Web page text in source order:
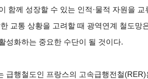
함께 성장할 수 있는 인적·물적 자원을 교
교통 상황을 고려할 때 광역연계 철도망
성화하는 중요한 수단이 될 것이다.
급행철도인 프랑스의 고속급행전철